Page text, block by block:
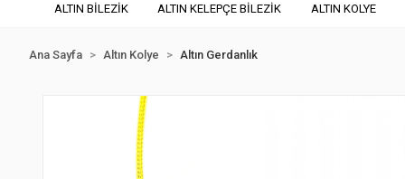
ALTIN BİLEZİK ALTIN KELEPÇE BİLEZİK ALTIN KOLYE
Ana Sayfa Altın Kolye Altın Gerdanlık